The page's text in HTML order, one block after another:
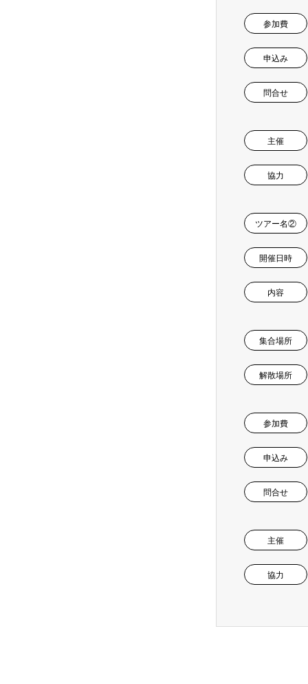
参加費
申込み
問合せ
主催
協力
ツアー名②
開催日時
内容
集合場所
解散場所
参加費
申込み
問合せ
主催
協力